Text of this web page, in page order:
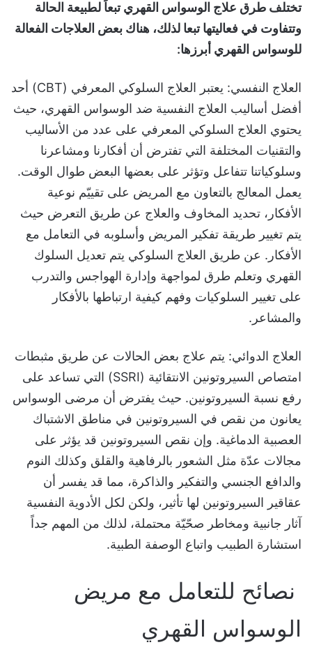
تختلف طرق علاج الوسواس القهري تبعاً لطبيعة الحالة
وتتفاوت في فعاليتها تبعا لذلك، هناك بعض العلاجات الفعالة
للوسواس القهري أبرزها:
العلاج النفسي: يعتبر العلاج السلوكي المعرفي (CBT) أحد
أفضل أساليب العلاج النفسية ضد الوسواس القهري، حيث
يحتوي العلاج السلوكي المعرفي على عدد من الأساليب
والتقنيات المختلفة التي تفترض أن أفكارنا ومشاعرنا
وسلوكياتنا تتفاعل وتؤثر على بعضها البعض طوال الوقت.
يعمل المعالج بالتعاون مع المريض على تقييّم نوعية
الأفكار، تحديد المخاوف والعلاج عن طريق التعرض حيث
يتم تغيير طريقة تفكير المريض وأسلوبه في التعامل مع
الأفكار. عن طريق العلاج السلوكي يتم تعديل السلوك
القهري وتعلم طرق لمواجهة وإدارة الهواجس والتدرب
على تغيير السلوكيات وفهم كيفية ارتباطها بالأفكار
والمشاعر.
العلاج الدوائي: يتم علاج بعض الحالات عن طريق مثبطات
امتصاص السيروتونين الانتقائية (SSRI) التي تساعد على
رفع نسبة السيروتونين. حيث يفترض أن مرضى الوسواس
يعانون من نقص في السيروتونين في مناطق الاشتباك
العصبية الدماغية. وإن نقص السيروتونين قد يؤثر على
مجالات عدّة مثل الشعور بالرفاهية والقلق وكذلك النوم
والدافع الجنسي والتفكير والذاكرة، مما قد يفسر أن
عقاقير السيروتونين لها تأثير، ولكن لكل الأدوية النفسية
آثار جانبية ومخاطر صحّيّة محتملة، لذلك من المهم جداً
استشارة الطبيب واتباع الوصفة الطبية.
نصائح للتعامل مع مريض
الوسواس القهري